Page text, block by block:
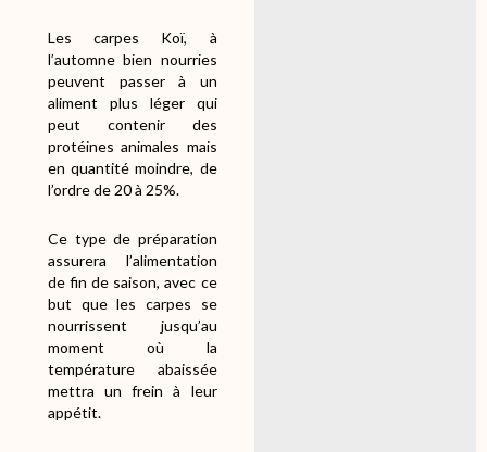
Les carpes Koï, à
l’automne bien nourries
peuvent passer à un
aliment plus léger qui
peut contenir des
protéines animales mais
en quantité moindre, de
l’ordre de 20 à 25%.
Ce type de préparation
assurera l’alimentation
de fin de saison, avec ce
but que les carpes se
nourrissent jusqu’au
moment où la
température abaissée
mettra un frein à leur
appétit.